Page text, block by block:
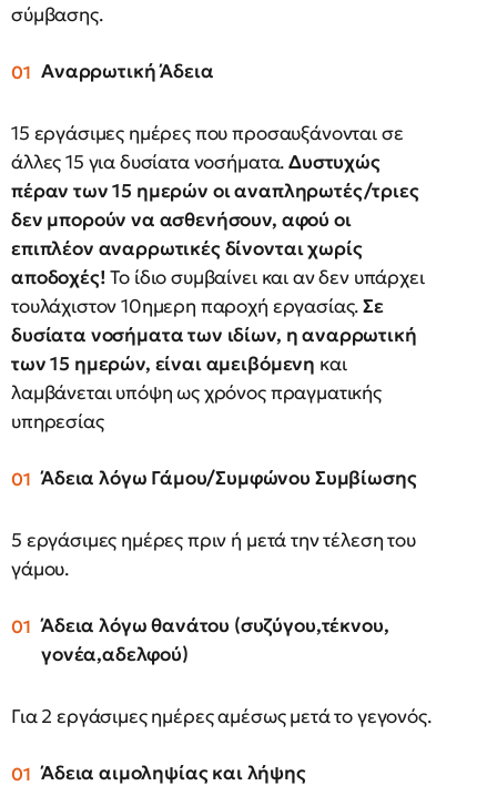
σύμβασης.
Αναρρωτική Άδεια
15 εργάσιμες ημέρες που προσαυξάνονται σε
άλλες 15 για δυσίατα νοσήματα.Δυστυχώς
πέραν των 15 ημερών οι αναπληρωτές/τριες
δεν μπορούν να ασθενήσουν, αφού οι
επιπλέον αναρρωτικές δίνονται χωρίς
αποδοχές!Το ίδιο συμβαίνει και αν δεν υπάρχει
τουλάχιστον 10ημερη παροχή εργασίας.Σε
δυσίατα νοσήματα των ιδίων, η αναρρωτική
των 15 ημερών, είναι αμειβόμενη και
λαμβάνεται υπόψη ως χρόνος πραγματικής
υπηρεσίας
Άδεια λόγω Γάμου/Συμφώνου Συμβίωσης
5 εργάσιμες ημέρες πριν ή μετά την τέλεση του
γάμου.
Άδεια λόγω θανάτου (συζύγου,τέκνου,
γονέα,αδελφού)
Για 2 εργάσιμες ημέρες αμέσως μετά το γεγονός.
Άδεια αιμοληψίας και λήψης